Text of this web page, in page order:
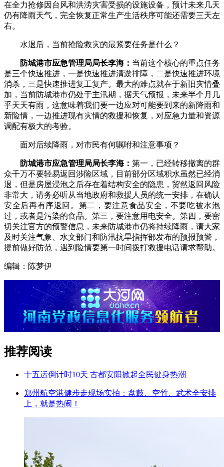
在全力抢修因台风和洪涝灾害受损的设施设备，预计未来几天
仍有降雨天气，完全恢复正常生产生活秩序可能还需要三天左
右。
水退后，当前抢险救灾的最紧要任务是什么？
防城港市应急管理局局长李海： 当前这个核心的重点任务
是三个快速推进，一是快速推进清淤排障，二是快速推进环境
消杀，三是快速推进复工复产。最大的难点就在于新旧灾情叠
加，当前防城港市仍处于主汛期，据天气预报，未来半个月几
乎天天有雨，这意味着我们要一边应对可能要到来的新降雨和
新险情，一边推进现有灾情的救援和恢复，对应急力量和资源
调配有极大的考验。
面对后续降雨，对市民有何嘱咐和注意事项？
防城港市应急管理局局长李海： 第一，已经转移撤离的群
众千万不要轻易返回涉险区域，目前部分区域积水虽然已经消
退，但是房屋浸泡之后存在着结构安全的隐患，贸然返回风险
非常大，请务必听从当地政府和救援人员的统一安排，在确认
安全后再有序返回。第二，要注意食品安全，不要吃被水泡
过，或者是污染的食品。第三，要注意用电安全。第四，要密
切关注官方的预警信息，未来防城港市仍将持续降雨，请大家
及时关注气象、水文部门和防汛抗旱指挥部发布的预报预警，
提前做好防范，遇到险情要第一时间拨打救援电话请求帮助。
编辑：陈梦伊
推荐阅读
十五运倒计时10天 古都安阳掀起全民健身热潮
郑州航空港健步走现场实拍：盘鼓、空竹、武术全安排
上，就是热闹！